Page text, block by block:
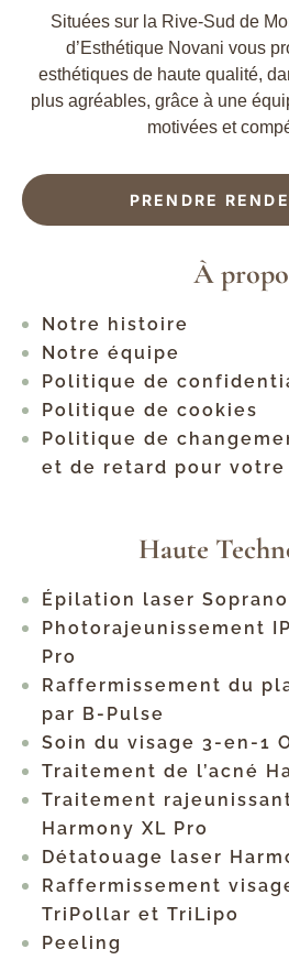
Situées sur la Rive-Sud de
d’Esthétique Novani vous
esthétiques de haute qualité,
plus agréables, grâce à une
motivées et
PRENDRE
À
Notre histoire
Notre équipe
Politique de
Politique de cookies
Politique de
et de retard pour votre
Haute
Épilation laser
Photorajeunissement
Pro
Raffermissement du
par B-Pulse
Soin du visage 3-en-1
Traitement de l’acné
Traitement
Harmony XL Pro
Détatouage laser
Raffermissement
TriPollar et TriLipo
Peeling